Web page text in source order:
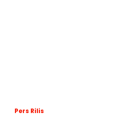
Pers Rilis